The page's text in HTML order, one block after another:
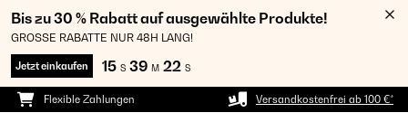
Bis zu 30 % Rabatt auf ausgewählte Produkte!
GROSSE RABATTE NUR 48H LANG!
Jetzt einkaufen 15 S 39 M 22 S
Flexible Zahlungen Versandkostenfrei ab 100 €*